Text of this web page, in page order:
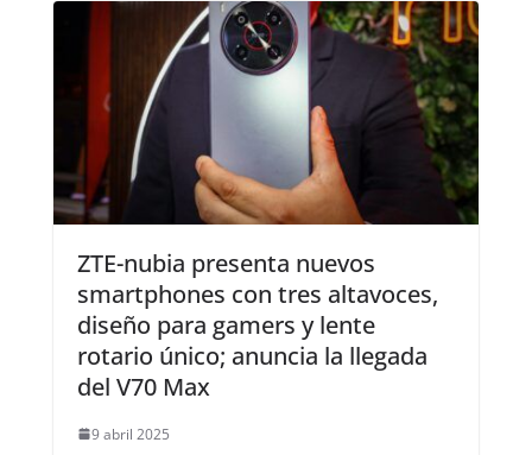
ZTE-nubia presenta nuevos
smartphones con tres altavoces,
diseño para gamers y lente
rotario único; anuncia la llegada
del V70 Max
9 abril 2025